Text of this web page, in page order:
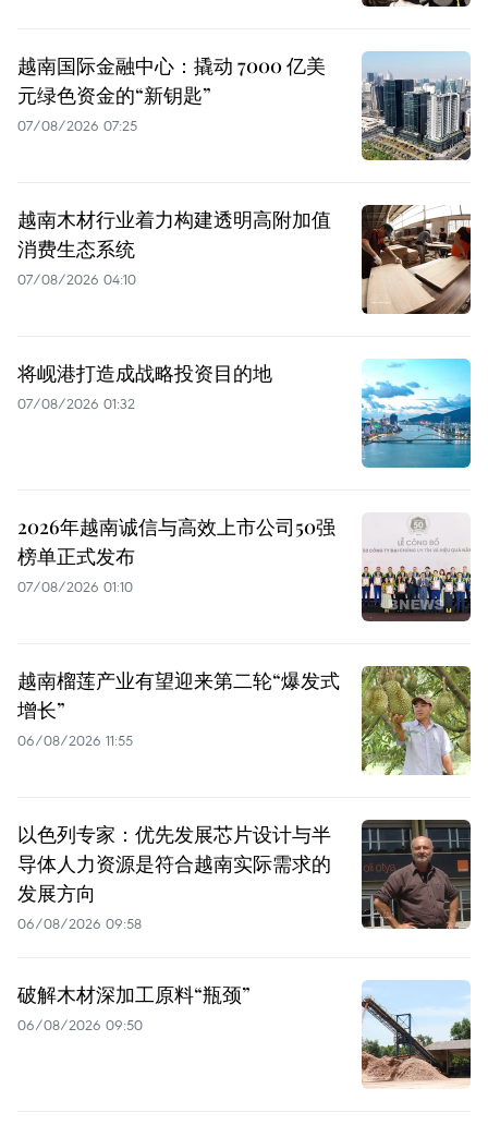
越南国际金融中心：撬动 7000 亿美
元绿色资金的“新钥匙”
07/08/2026 07:25
越南木材行业着力构建透明高附加值
消费生态系统
07/08/2026 04:10
将岘港打造成战略投资目的地
07/08/2026 01:32
2026年越南诚信与高效上市公司50强
榜单正式发布
07/08/2026 01:10
越南榴莲产业有望迎来第二轮“爆发式
增长”
06/08/2026 11:55
以色列专家：优先发展芯片设计与半
导体人力资源是符合越南实际需求的
发展方向
06/08/2026 09:58
破解木材深加工原料“瓶颈”
06/08/2026 09:50